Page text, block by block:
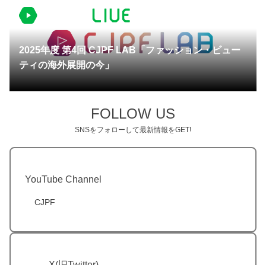
2025年度 第4回 CJPF LAB「ファッション・ビュー
ティの海外展開の今」
FOLLOW US
SNSをフォローして最新情報をGET!
YouTube Channel
CJPF